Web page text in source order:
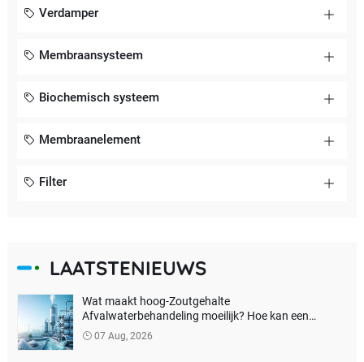
Verdamper
Membraansysteem
Biochemisch systeem
Membraanelement
Filter
LAATSTENIEUWS
Wat maakt hoog-Zoutgehalte
Afvalwaterbehandeling moeilijk? Hoe kan een
echtenulvloeistoflozing worden bereikt?
07 Aug, 2026